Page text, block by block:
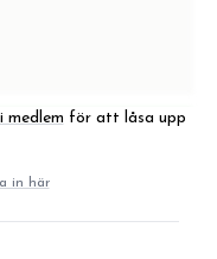
myntan och
medlem för att låsa upp
in här